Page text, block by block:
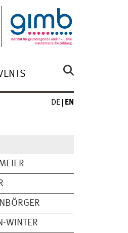
DE EN
WINTER